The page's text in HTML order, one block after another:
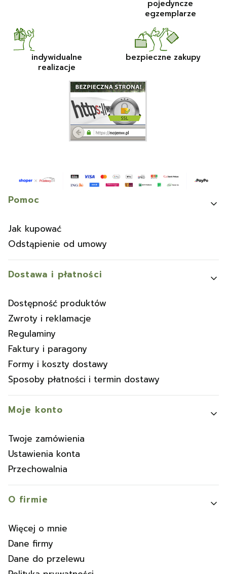
pojedyncze
egzemplarze
indywidualne
realizacje
bezpieczne zakupy
Linki w stopce
Pomoc
Jak kupować
Odstąpienie od umowy
Dostawa i płatności
Dostępność produktów
Zwroty i reklamacje
Regulaminy
Faktury i paragony
Formy i koszty dostawy
Sposoby płatności i termin dostawy
Moje konto
Twoje zamówienia
Ustawienia konta
Przechowalnia
O firmie
Więcej o mnie
Dane firmy
Dane do przelewu